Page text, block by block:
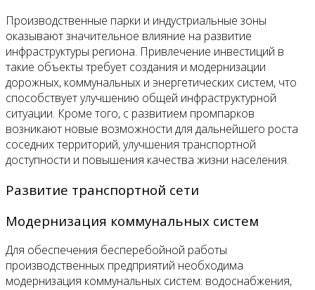
Производственные парки и индустриальные зоны
оказывают значительное влияние на развитие
инфраструктуры региона. Привлечение инвестиций в
такие объекты требует создания и модернизации
дорожных, коммунальных и энергетических систем, что
способствует улучшению общей инфраструктурной
ситуации. Кроме того, с развитием промпарков
возникают новые возможности для дальнейшего роста
соседних территорий, улучшения транспортной
доступности и повышения качества жизни населения.
Развитие транспортной сети
Модернизация коммунальных систем
Для обеспечения бесперебойной работы
производственных предприятий необходима
модернизация коммунальных систем: водоснабжения,